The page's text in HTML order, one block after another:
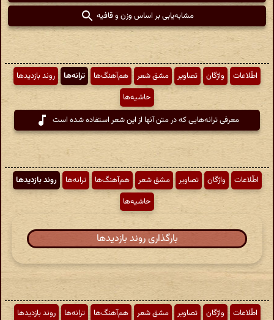
مشابه‌یابی بر اساس وزن و قافیه
اطّلاعات واژگان تصاویر مشق شعر هم‌آهنگ‌ها ترانه‌ها
روند بازدیدها
حاشیه‌ها
معرفی ترانه‌هایی که در متن آنها از این شعر استفاده شده است
اطّلاعات واژگان تصاویر مشق شعر هم‌آهنگ‌ها ترانه‌ها
روند بازدیدها
حاشیه‌ها
بارگذاری روند بازدیدها
اطّلاعات واژگان تصاویر مشق شعر هم‌آهنگ‌ها ترانه‌ها
روند بازدیدها